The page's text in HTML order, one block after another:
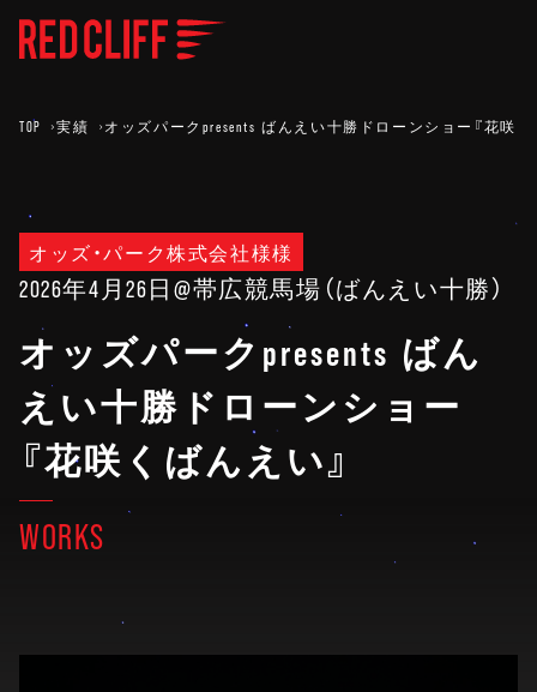
TOP 実績 オッズパークpresents ばんえい十勝ドローンショー『花咲く
オッズ・パーク株式会社様様
2026年4月26日@帯広競馬場（ばんえい十勝）
オッズパークpresents ばん
えい十勝ドローンショー
『花咲くばんえい』
WORKS